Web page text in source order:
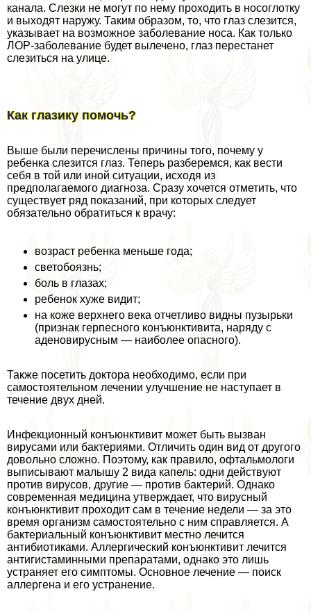
канала. Слезки не могут по нему проходить в носоглотку
и выходят наружу. Таким образом, то, что глаз слезится,
указывает на возможное заболевание носа. Как только
ЛОР-заболевание будет вылечено, глаз перестанет
слезиться на улице.
Как глазику помочь?
Выше были перечислены причины того, почему у
ребенка слезится глаз. Теперь разберемся, как вести
себя в той или иной ситуации, исходя из
предполагаемого диагноза. Сразу хочется отметить, что
существует ряд показаний, при которых следует
обязательно обратиться к врачу:
возраст ребенка меньше года;
светобоязнь;
боль в глазах;
ребенок хуже видит;
на коже верхнего века отчетливо видны пузырьки
(признак гepпeсного конъюнктивита, наряду с
аденовирусным — наиболее опасного).
Также посетить доктора необходимо, если при
самостоятельном лечении улучшение не наступает в
течение двух дней.
Инфекционный конъюнктивит может быть вызван
вирусами или бактериями. Отличить один вид от другого
довольно сложно. Поэтому, как правило, офтальмологи
выписывают малышу 2 вида капель: одни действуют
против вирусов, другие — против бактерий. Однако
современная медицина утверждает, что вирусный
конъюнктивит проходит сам в течение недели — за это
время организм самостоятельно с ним справляется. А
бактериальный конъюнктивит местно лечится
антибиотиками. Аллергический конъюнктивит лечится
антигистаминными препаратами, однако это лишь
устраняет его симптомы. Основное лечение — поиск
аллергена и его устранение.